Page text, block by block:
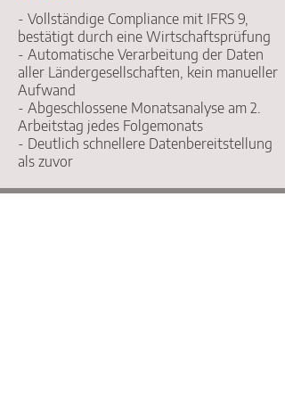
- Vollständige Compliance mit IFRS 9,
bestätigt durch eine Wirtschaftsprüfung
- Automatische Verarbeitung der Daten
aller Ländergesellschaften, kein manueller
Aufwand
- Abgeschlossene Monatsanalyse am 2.
Arbeitstag jedes Folgemonats
- Deutlich schnellere Datenbereitstellung
als zuvor